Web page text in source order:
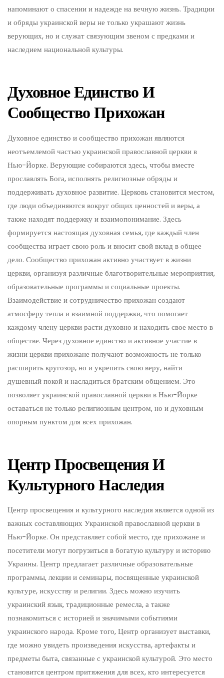
напоминают о спасении и надежде на вечную жизнь. Традиции
и обряды украинской веры не только украшают жизнь
верующих, но и служат связующим звеном с предками и
наследием национальной культуры.
Духовное Единство И
Сообщество Прихожан
Духовное единство и сообщество прихожан являются
неотъемлемой частью украинской православной церкви в
Нью-Йорке. Верующие собираются здесь, чтобы вместе
прославлять Бога, исполнять религиозные обряды и
поддерживать духовное развитие. Церковь становится местом,
где люди объединяются вокруг общих ценностей и веры, а
также находят поддержку и взаимопонимание. Здесь
формируется настоящая духовная семья, где каждый член
сообщества играет свою роль и вносит свой вклад в общее
дело. Сообщество прихожан активно участвует в жизни
церкви, организуя различные благотворительные мероприятия,
образовательные программы и социальные проекты.
Взаимодействие и сотрудничество прихожан создают
атмосферу тепла и взаимной поддержки, что помогает
каждому члену церкви расти духовно и находить свое место в
обществе. Через духовное единство и активное участие в
жизни церкви прихожане получают возможность не только
расширить кругозор, но и укрепить свою веру, найти
душевный покой и насладиться братским общением. Это
позволяет украинской православной церкви в Нью-Йорке
оставаться не только религиозным центром, но и духовным
опорным пунктом для всех прихожан.
Центр Просвещения И
Культурного Наследия
Центр просвещения и культурного наследия является одной из
важных составляющих Украинской православной церкви в
Нью-Йорке. Он представляет собой место, где прихожане и
посетители могут погрузиться в богатую культуру и историю
Украины. Центр предлагает различные образовательные
программы, лекции и семинары, посвященные украинской
культуре, искусству и религии. Здесь можно изучить
украинский язык, традиционные ремесла, а также
познакомиться с историей и значимыми событиями
украинского народа. Кроме того, Центр организует выставки,
где можно увидеть произведения искусства, артефакты и
предметы быта, связанные с украинской культурой. Это место
становится центром притяжения для всех, кто интересуется